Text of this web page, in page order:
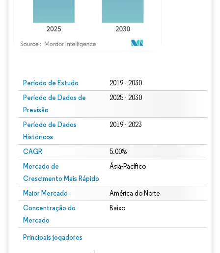
Período de Estudo 2019 - 2030
Período de Dados de
Previsão
2025 - 2030
Período de Dados
Históricos
2019 - 2023
CAGR 5.00%
Mercado de
Crescimento Mais Rápido
Ásia-Pacífico
Maior Mercado América do Norte
Concentração do
Mercado
Baixo
Principais jogadores